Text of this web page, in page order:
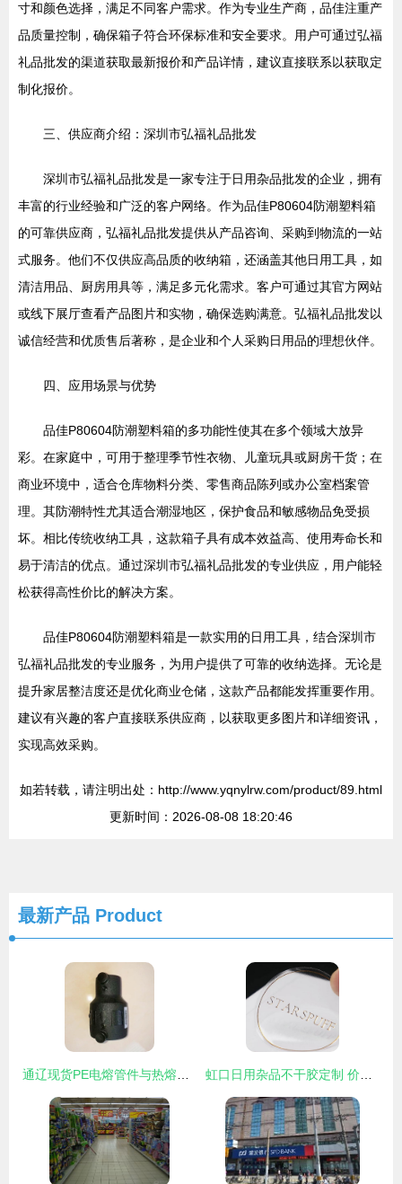
寸和颜色选择，满足不同客户需求。作为专业生产商，品佳注重产
品质量控制，确保箱子符合环保标准和安全要求。用户可通过弘福
礼品批发的渠道获取最新报价和产品详情，建议直接联系以获取定
制化报价。
三、供应商介绍：深圳市弘福礼品批发
深圳市弘福礼品批发是一家专注于日用杂品批发的企业，拥有
丰富的行业经验和广泛的客户网络。作为品佳P80604防潮塑料箱
的可靠供应商，弘福礼品批发提供从产品咨询、采购到物流的一站
式服务。他们不仅供应高品质的收纳箱，还涵盖其他日用工具，如
清洁用品、厨房用具等，满足多元化需求。客户可通过其官方网站
或线下展厅查看产品图片和实物，确保选购满意。弘福礼品批发以
诚信经营和优质售后著称，是企业和个人采购日用品的理想伙伴。
四、应用场景与优势
品佳P80604防潮塑料箱的多功能性使其在多个领域大放异
彩。在家庭中，可用于整理季节性衣物、儿童玩具或厨房干货；在
商业环境中，适合仓库物料分类、零售商品陈列或办公室档案管
理。其防潮特性尤其适合潮湿地区，保护食品和敏感物品免受损
坏。相比传统收纳工具，这款箱子具有成本效益高、使用寿命长和
易于清洁的优点。通过深圳市弘福礼品批发的专业供应，用户能轻
松获得高性价比的解决方案。
品佳P80604防潮塑料箱是一款实用的日用工具，结合深圳市
弘福礼品批发的专业服务，为用户提供了可靠的收纳选择。无论是
提升家居整洁度还是优化商业仓储，这款产品都能发挥重要作用。
建议有兴趣的客户直接联系供应商，以获取更多图片和详细资讯，
实现高效采购。
如若转载，请注明出处：http://www.yqnylrw.com/product/89.html
更新时间：2026-08-08 18:20:46
最新产品 Product